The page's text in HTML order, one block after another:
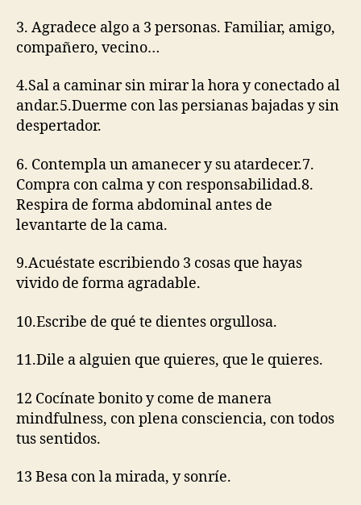
3. Agradece algo a 3 personas. Familiar, amigo,
compañero, vecino…
4.Sal a caminar sin mirar la hora y conectado al
andar.5.Duerme con las persianas bajadas y sin
despertador.
6. Contempla un amanecer y su atardecer.7.
Compra con calma y con responsabilidad.8.
Respira de forma abdominal antes de
levantarte de la cama.
9.Acuéstate escribiendo 3 cosas que hayas
vivido de forma agradable.
10.Escribe de qué te dientes orgullosa.
11.Dile a alguien que quieres, que le quieres.
12 Cocínate bonito y come de manera
mindfulness, con plena consciencia, con todos
tus sentidos.
13 Besa con la mirada, y sonríe.